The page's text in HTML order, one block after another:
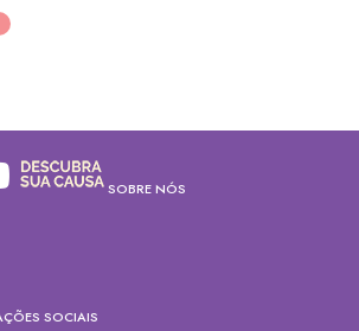
SOBRE NÓS
SOCIAIS